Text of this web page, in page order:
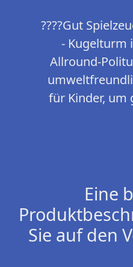
????Gut
- Kugelturm
Allround-
für Kinder, um
Eine
Sie auf den